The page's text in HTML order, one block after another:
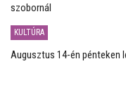
szobornál
KULTÚRA
Augusztus 14-én pénteken